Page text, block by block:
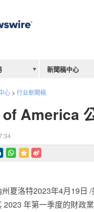
心> 行业新聞稿
America
夏洛特2023年4月19日 /
2023 年第一季度的財政
新聞稿中心